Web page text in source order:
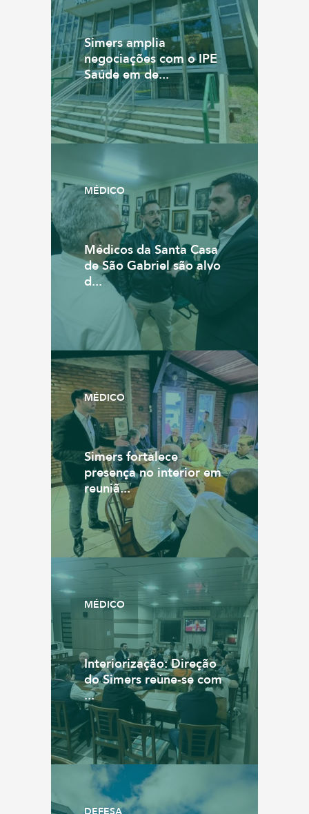
Simers amplia
negociações com o IPE
Saúde em de...
MÉDICO
Médicos da Santa Casa
de São Gabriel são alvo
d...
MÉDICO
Simers fortalece
presença no interior em
reuniã...
MÉDICO
Interiorização: Direção
do Simers reúne-se com
...